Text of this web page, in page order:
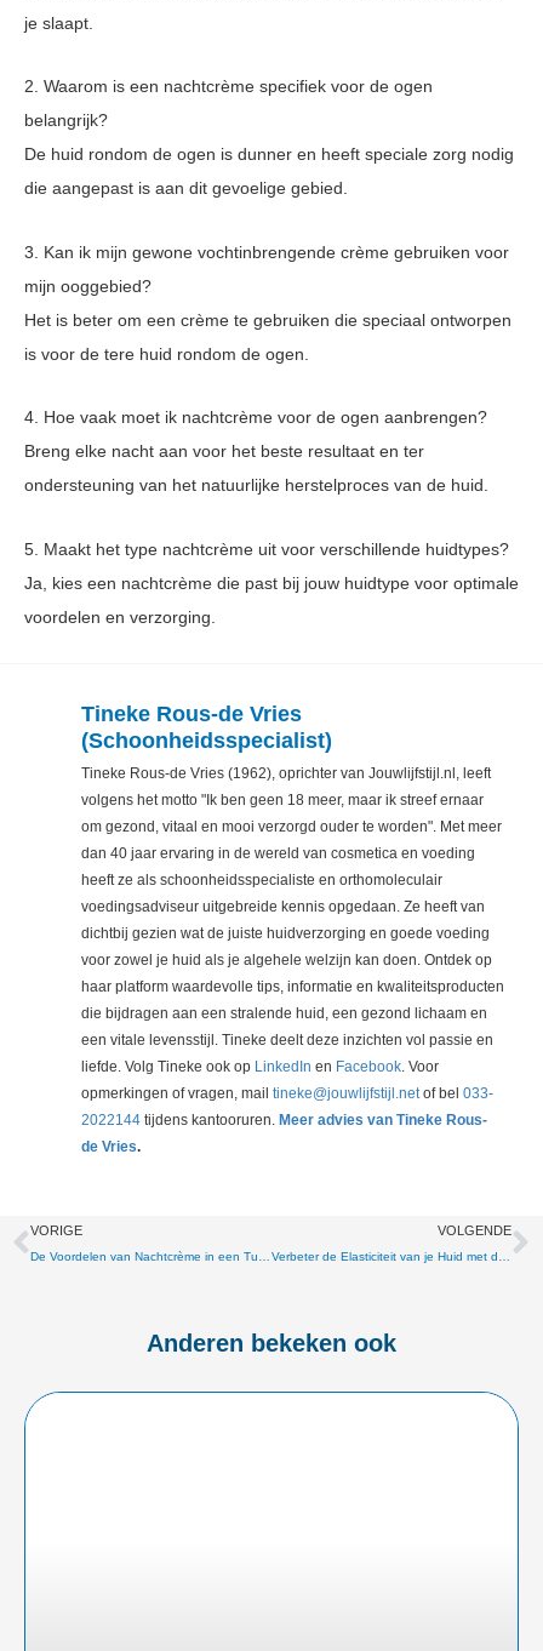
je slaapt.
2. Waarom is een nachtcrème specifiek voor de ogen
belangrijk?
De huid rondom de ogen is dunner en heeft speciale zorg nodig
die aangepast is aan dit gevoelige gebied.
3. Kan ik mijn gewone vochtinbrengende crème gebruiken voor
mijn ooggebied?
Het is beter om een crème te gebruiken die speciaal ontworpen
is voor de tere huid rondom de ogen.
4. Hoe vaak moet ik nachtcrème voor de ogen aanbrengen?
Breng elke nacht aan voor het beste resultaat en ter
ondersteuning van het natuurlijke herstelproces van de huid.
5. Maakt het type nachtcrème uit voor verschillende huidtypes?
Ja, kies een nachtcrème die past bij jouw huidtype voor optimale
voordelen en verzorging.
Tineke Rous-de Vries
(Schoonheidsspecialist)
Tineke Rous-de Vries (1962), oprichter van Jouwlijfstijl.nl, leeft
volgens het motto "Ik ben geen 18 meer, maar ik streef ernaar
om gezond, vitaal en mooi verzorgd ouder te worden". Met meer
dan 40 jaar ervaring in de wereld van cosmetica en voeding
heeft ze als schoonheidsspecialiste en orthomoleculair
voedingsadviseur uitgebreide kennis opgedaan. Ze heeft van
dichtbij gezien wat de juiste huidverzorging en goede voeding
voor zowel je huid als je algehele welzijn kan doen. Ontdek op
haar platform waardevolle tips, informatie en kwaliteitsproducten
die bijdragen aan een stralende huid, een gezond lichaam en
een vitale levensstijl. Tineke deelt deze inzichten vol passie en
liefde. Volg Tineke ook op LinkedIn en Facebook. Voor
opmerkingen of vragen, mail tineke@jouwlijfstijl.netof bel 033-
2022144 tijdens kantooruren. Meer advies van Tineke Rous-
de Vries.
Vorige
VORIGE
De Voordelen van Nachtcrème in een Tube | Gemakkelijk, Hygiënisch en Efficiënt
VOLGENDE
Verbeter de Elasticiteit van je Huid met de Beste Eucerin Q10 Nachtcrème
Anderen bekeken ook